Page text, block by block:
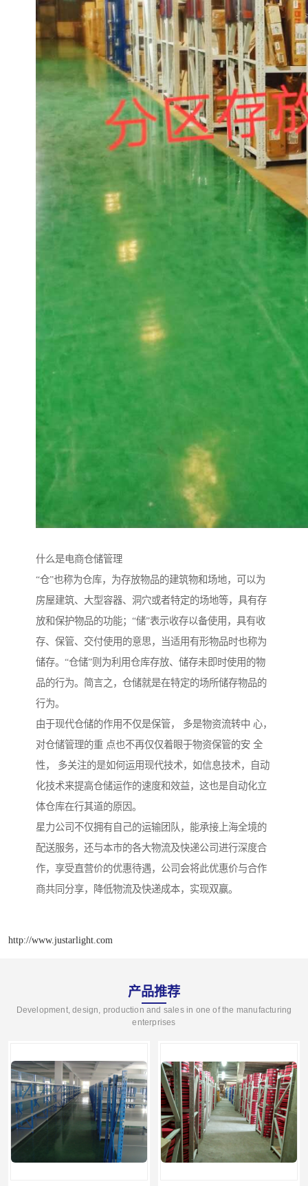
什么是电商仓储管理
“仓”也称为仓库，为存放物品的建筑物和场地，可以为
房屋建筑、大型容器、洞穴或者特定的场地等，具有存
放和保护物品的功能；“储”表示收存以备使用，具有收
存、保管、交付使用的意思，当适用有形物品时也称为
储存。“仓储”则为利用仓库存放、储存未即时使用的物
品的行为。简言之，仓储就是在特定的场所储存物品的
行为。
由于现代仓储的作用不仅是保管， 多是物资流转中 心，
对仓储管理的重 点也不再仅仅着眼于物资保管的安 全
性， 多关注的是如何运用现代技术，如信息技术，自动
化技术来提高仓储运作的速度和效益，这也是自动化立
体仓库在行其道的原因。
星力公司不仅拥有自己的运输团队，能承接上海全境的
配送服务，还与本市的各大物流及快递公司进行深度合
作，享受直营价的优惠待遇，公司会将此优惠价与合作
商共同分享，降低物流及快递成本，实现双赢。
http://www.justarlight.com
产品推荐
Development, design, production and sales in one of the manufacturing
enterprises